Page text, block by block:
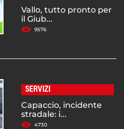
Vallo, tutto pronto per
il Giub...
9576
SERVIZI
Capaccio, incidente
stradale: i...
4730